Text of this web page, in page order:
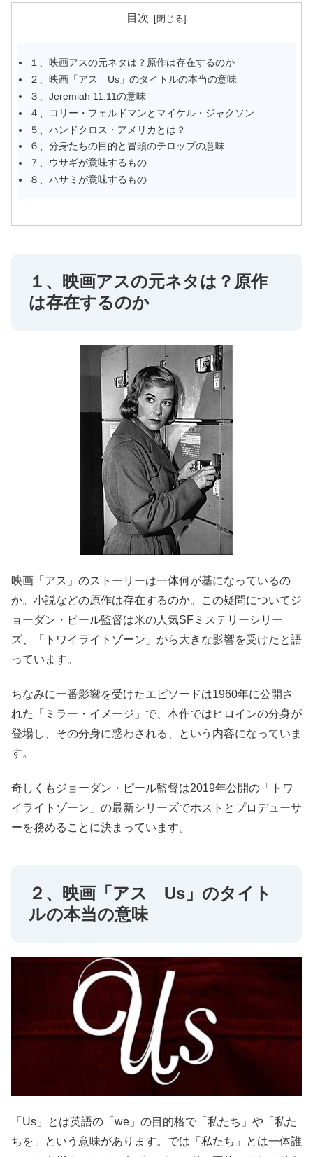
目次
１、映画アスの元ネタは？原作は存在するのか
２、映画「アス Us」のタイトルの本当の意味
３、Jeremiah 11:11の意味
４、コリー・フェルドマンとマイケル・ジャクソン
５、ハンドクロス・アメリカとは？
６、分身たちの目的と冒頭のテロップの意味
７、ウサギが意味するもの
８、ハサミが意味するもの
１、映画アスの元ネタは？原作
は存在するのか
映画「アス」のストーリーは一体何が基になっているの
か。小説などの原作は存在するのか。この疑問についてジ
ョーダン・ピール監督は米の人気SFミステリーシリー
ズ、「トワイライトゾーン」から大きな影響を受けたと語
っています。
ちなみに一番影響を受けたエピソードは1960年に公開さ
れた「ミラー・イメージ」で、本作ではヒロインの分身が
登場し、その分身に惑わされる、という内容になっていま
す。
奇しくもジョーダン・ピール監督は2019年公開の「トワ
イライトゾーン」の最新シリーズでホストとプロデューサ
ーを務めることに決まっています。
２、映画「アス Us」のタイト
ルの本当の意味
「Us」とは英語の「we」の目的格で「私たち」や「私た
ちを」という意味があります。では「私たち」とは一体誰